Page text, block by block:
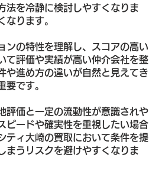
法を冷静に検討しやすくなりま
ります。
ンの特性を理解し、スコアの高い
て評価や実績が高い仲介会社を整
や進め方の違いが自然と見えてき
です。
評価と一定の流動性が意識されや
ピードや確実性を重視したい場合
ティ大崎の買取において条件を提
まうリスクを避けやすくなりま